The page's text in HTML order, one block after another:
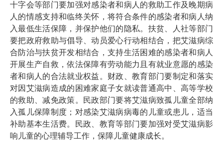
十字会等部门要加强对感染者和病人的救助工作及晚期病
人的情感支持和临终关怀，将符合条件的感染者和病人纳
入最低生活保障，并保护他们的隐私。扶贫、人社等部门
要把政府救助与倡导、动员爱心行动相结合，把艾滋病综
合防治与扶贫开发相结合，支持生活困难的感染者和病人
开展生产自救，依法保障有劳动能力且有就业意愿的感染
者和病人的合法就业权益。财政、教育部门要制定和落实
对因艾滋病造成的困难家庭子女就读普通高中、高等学校
的救助、减免政策。民政部门要将艾滋病致孤儿童全部纳
入孤儿保障制度；对感染艾滋病病毒的儿童或患儿，适当
补助基本生活费。民政、教育等部门要加强对受艾滋病影
响儿童的心理辅导工作，保障儿童健康成长。